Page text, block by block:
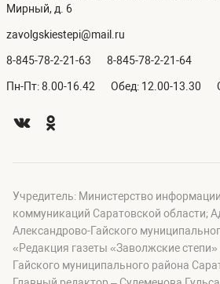
Мирный, д. 6
zavolgskiestepi@mail.ru
8-845-78-2-21-63 8-845-78-2-21-64
Пн-Пт: 8.00-16.42 Обед: 12.00-13.30
Учредитель: Министерство
коммуникаций Саратовской области;
Александрово-Гайского
«Редакция газеты «Заволжские
Гайского муниципального района